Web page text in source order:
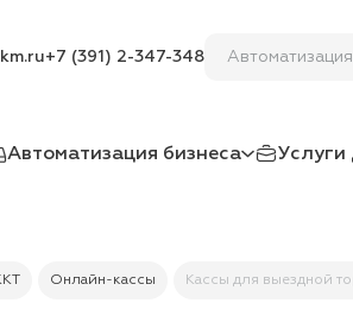
+7 (391) 2-347-348
Автоматизация бизнеса Услуги
Онлайн-кассы Кассы для выездной